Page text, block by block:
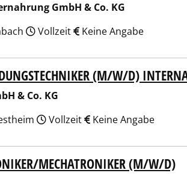
GmbH & Co. KG
Vollzeit Keine Angabe
(M/W/D)
& Co. KG
Vollzeit Keine Angabe
MECHATRONIKER (M/W/D)